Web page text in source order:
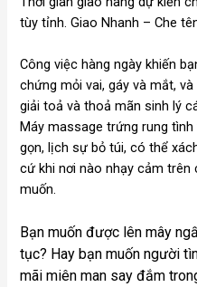
tùy tỉnh. Giao Nhanh – Che
Công việc hàng ngày khiến
chứng mỏi vai, gáy và mắt,
giải toả và thoả mãn sinh lý
Máy massage trứng rung
gọn, lịch sự bỏ túi, có thể
cứ khi nơi nào nhạy cảm trên
muốn.
Bạn muốn được lên mây
tục? Hay bạn muốn người
mãi miên man say đắm